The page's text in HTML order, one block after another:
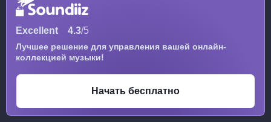
Excellent 4.3/5
Лучшее решение для управления вашей онлайн-
коллекцией музыки!
Начать бесплатно